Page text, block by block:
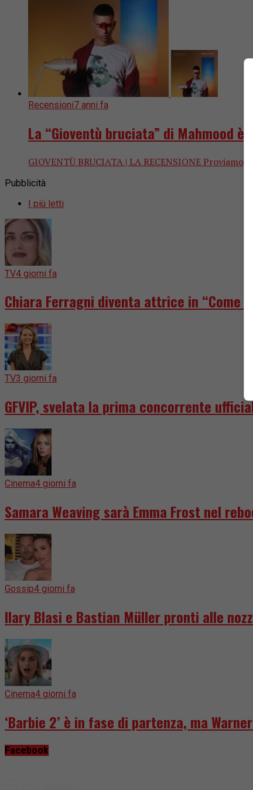
Recensioni7 anni fa
La “Gioventù bruciata” di Mahmood
GIOVENTÙ BRUCIATA | LA RECENSIONE
Pubblicità
I più letti
TV4 giorni fa
Chiara Ferragni diventa attrice in “Come
TV3 giorni fa
GFVIP, svelata la prima concorrente
Cinema4 giorni fa
Samara Weaving sarà Emma Frost nel
Gossip4 giorni fa
Ilary Blasi e Bastian Müller pronti alle
Cinema4 giorni fa
‘Barbie 2’ è in fase di partenza, ma
Facebook